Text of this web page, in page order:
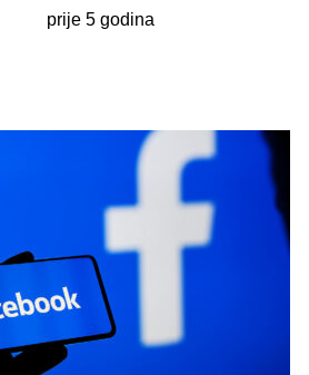
prije 5 godina